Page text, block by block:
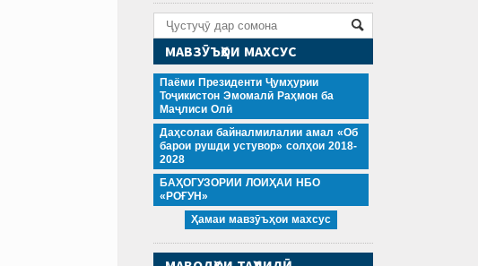
МАВЗӮЪҲОИ МАХСУС
Паёми Президенти Ҷумҳурии
Тоҷикистон Эмомалӣ Раҳмон ба
Маҷлиси Олӣ
Даҳсолаи байналмилалии амал «Об
барои рушди устувор» солҳои 2018-
2028
БАҲОГУЗОРИИ ЛОИҲАИ НБО
«РОҒУН»
Ҳамаи мавзӯъҳои махсус